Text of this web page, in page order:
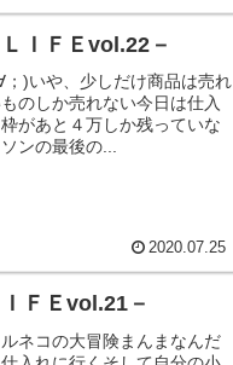
ＩＦＥvol.22－
)いや、少しだけ商品は売れ
のしか売れない今日は仕入
があと４万しか残っていな
ンの最後の...
2020.07.25
ＦＥvol.21－
ネコの大冒険まんまなんだ